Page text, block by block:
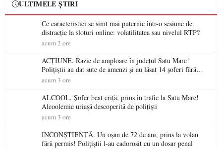
ULTIMELE ȘTIRI
Ce caracteristici se simt mai puternic într-o sesiune de
distracție la sloturi online: volatilitatea sau nivelul RTP?
acum 2 ore
ACȚIUNE. Razie de amploare în județul Satu Mare!
Polițiștii au dat sute de amenzi și au lăsat 14 șoferi fără
permis într-o singură zi
acum 3 ore
ALCOOL. Șofer beat criță, prins în trafic la Satu Mare!
Alcoolemie uriașă descoperită de polițiști
acum 3 ore
INCONȘTIENȚĂ. Un oșan de 72 de ani, prins la volan
fără permis! Polițiștii l-au cadorosit cu un dosar penal